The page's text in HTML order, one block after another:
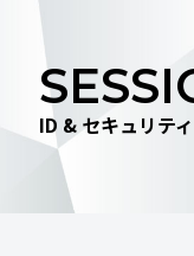
ID & セキュリテ